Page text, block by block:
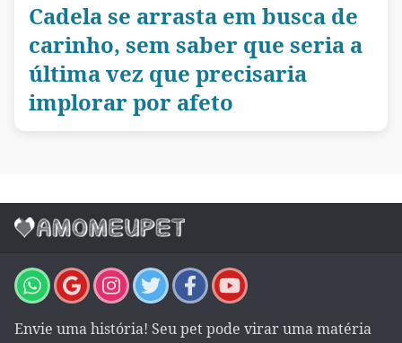
Cadela se arrasta em busca de
carinho, sem saber que seria a
última vez que precisaria
implorar por afeto
Envie uma história! Seu pet pode virar uma matéria